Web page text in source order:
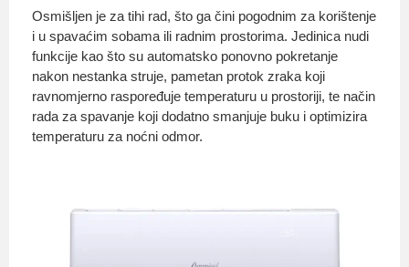
Osmišljen je za tihi rad, što ga čini pogodnim za korištenje
i u spavaćim sobama ili radnim prostorima. Jedinica nudi
funkcije kao što su automatsko ponovno pokretanje
nakon nestanka struje, pametan protok zraka koji
ravnomjerno raspoređuje temperaturu u prostoriji, te način
rada za spavanje koji dodatno smanjuje buku i optimizira
temperaturu za noćni odmor.
Uvjeti i odredbe